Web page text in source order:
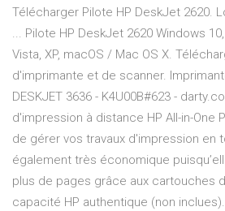
Télécharger Pilote HP DeskJet 2620.
... Pilote HP DeskJet 2620 Windows
Vista, XP, macOS / Mac OS X.
d'imprimante et de scanner.
DESKJET 3636 - K4U00B#623 -
d'impression à distance HP All-in-One
de gérer vos travaux d'impression en
également très économique
plus de pages grâce aux cartouches
capacité HP authentique (non inclues).